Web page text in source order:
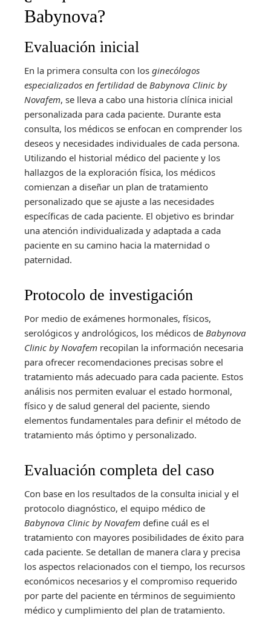
Babynova?
Evaluación inicial
En la primera consulta con los ginecólogos
especializados en fertilidad de Babynova Clinic by
Novafem, se lleva a cabo una historia clínica inicial
personalizada para cada paciente. Durante esta
consulta, los médicos se enfocan en comprender los
deseos y necesidades individuales de cada persona.
Utilizando el historial médico del paciente y los
hallazgos de la exploración física, los médicos
comienzan a diseñar un plan de tratamiento
personalizado que se ajuste a las necesidades
específicas de cada paciente. El objetivo es brindar
una atención individualizada y adaptada a cada
paciente en su camino hacia la maternidad o
paternidad.
Protocolo de investigación
Por medio de exámenes hormonales, físicos,
serológicos y andrológicos, los médicos de Babynova
Clinic by Novafem recopilan la información necesaria
para ofrecer recomendaciones precisas sobre el
tratamiento más adecuado para cada paciente. Estos
análisis nos permiten evaluar el estado hormonal,
físico y de salud general del paciente, siendo
elementos fundamentales para definir el método de
tratamiento más óptimo y personalizado.
Evaluación completa del caso
Con base en los resultados de la consulta inicial y el
protocolo diagnóstico, el equipo médico de
Babynova Clinic by Novafem define cuál es el
tratamiento con mayores posibilidades de éxito para
cada paciente. Se detallan de manera clara y precisa
los aspectos relacionados con el tiempo, los recursos
económicos necesarios y el compromiso requerido
por parte del paciente en términos de seguimiento
médico y cumplimiento del plan de tratamiento.